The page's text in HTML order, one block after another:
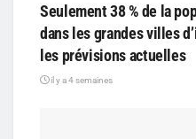
Seulement 38 % de la
dans les grandes villes
les prévisions actuelles
il y a 4 semaines